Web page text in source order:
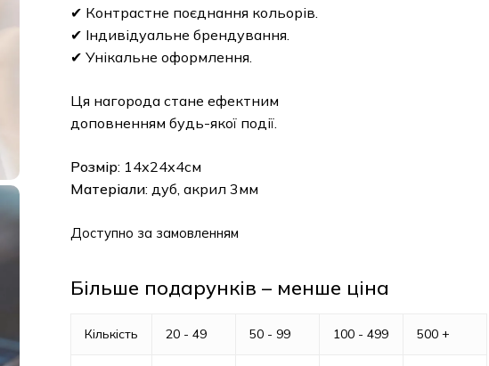
✔ Контрастне поєднання кольорів.
✔ Індивідуальне брендування.
✔ Унікальне оформлення.
Ця нагорода стане ефектним
доповненням будь-якої події.
Розмір: 14х24х4см
Матеріали: дуб, акрил 3мм
Доступно за замовленням
Більше подарунків – менше ціна
Кількість 20 - 49 50 - 99 100 - 499 500 +